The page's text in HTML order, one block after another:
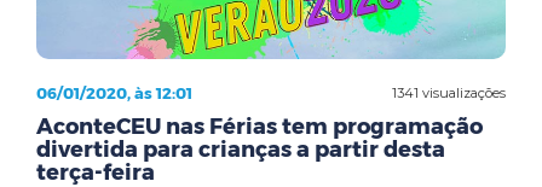
1341 visualizações
06/01/2020, às 12:01
AconteCEU nas Férias tem programação
divertida para crianças a partir desta
terça-feira